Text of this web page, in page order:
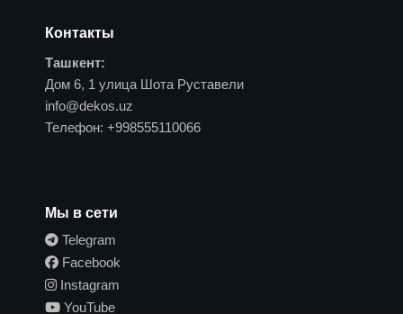
Контакты
Ташкент:
Дом 6, 1 улица Шота Руставели
info@dekos.uz
Телефон: +998555110066
Мы в сети
Telegram
Facebook
Instagram
YouTube